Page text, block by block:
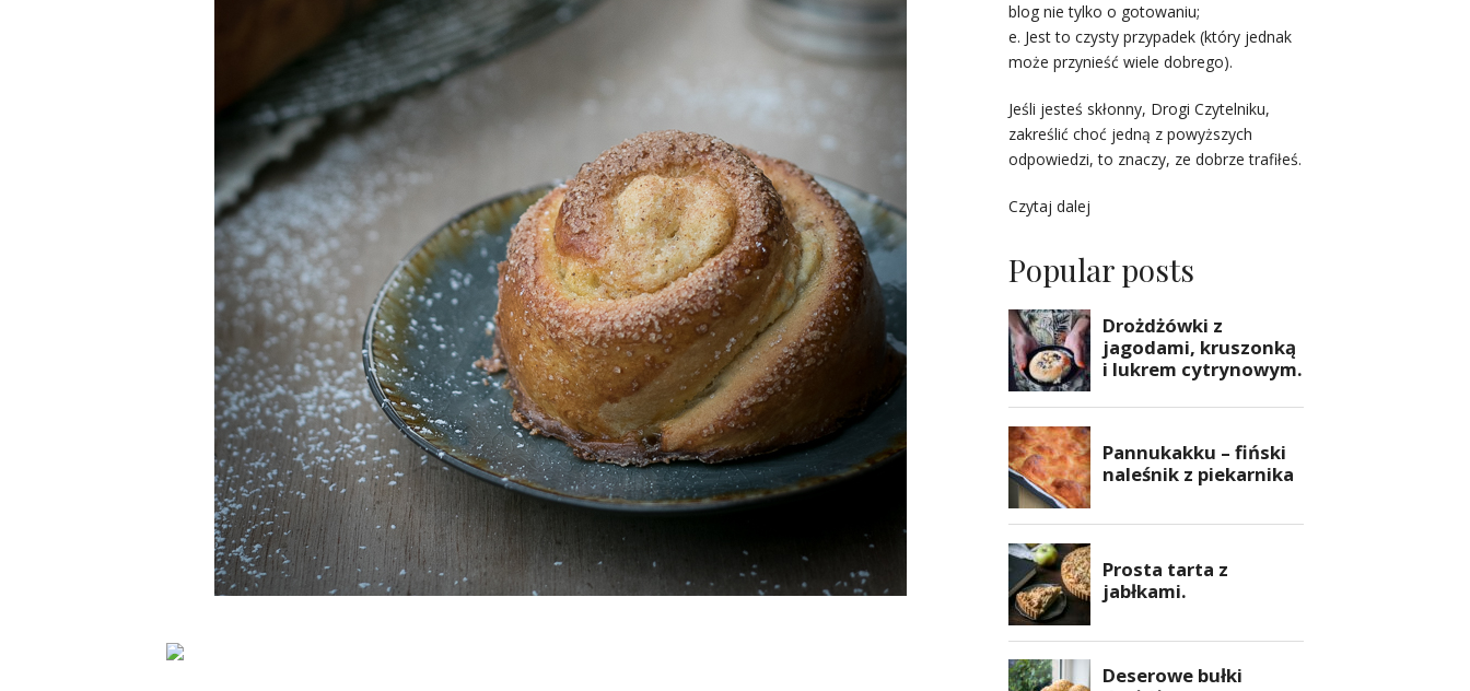
blog nie tylko o gotowaniu;
e. Jest to czysty przypadek (który jednak
może przynieść wiele dobrego).
Jeśli jesteś skłonny, Drogi Czytelniku,
zakreślić choć jedną z powyższych
odpowiedzi, to znaczy, ze dobrze trafiłeś.
Czytaj dalej
Popular posts